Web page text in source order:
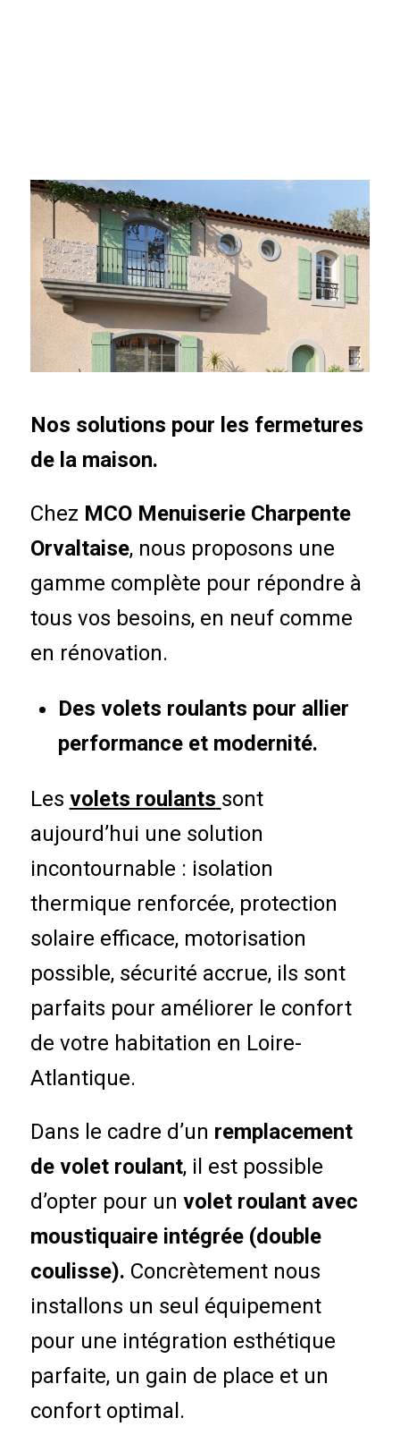
Nos solutions pour les fermetures
de la maison.
Chez MCO Menuiserie Charpente
Orvaltaise, nous proposons une
gamme complète pour répondre à
tous vos besoins, en neuf comme
en rénovation.
Des volets roulants pour allier
performance et modernité.
Les volets roulants sont
aujourd’hui une solution
incontournable : isolation
thermique renforcée, protection
solaire efficace, motorisation
possible, sécurité accrue, ils sont
parfaits pour améliorer le confort
de votre habitation en Loire-
Atlantique.
Dans le cadre d’un remplacement
de volet roulant, il est possible
d’opter pour un volet roulant avec
moustiquaire intégrée (double
coulisse). Concrètement nous
installons un seul équipement
pour une intégration esthétique
parfaite, un gain de place et un
confort optimal.